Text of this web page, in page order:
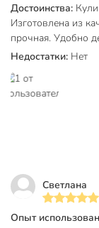
Назначение
Особенности
Модель
Вес в упаковке
Достоинства:
Изготовлена из
прочная. Удобно
Недостатки: Нет
Светлана
Опыт